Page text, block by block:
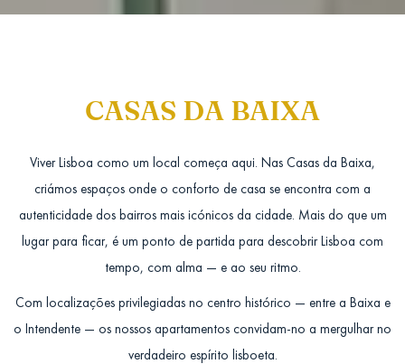
CASAS DA BAIXA
Viver Lisboa como um local começa aqui. Nas Casas da Baixa,
criámos espaços onde o conforto de casa se encontra com a
autenticidade dos bairros mais icónicos da cidade. Mais do que um
lugar para ficar, é um ponto de partida para descobrir Lisboa com
tempo, com alma — e ao seu ritmo.
Com localizações privilegiadas no centro histórico — entre a Baixa e
o Intendente — os nossos apartamentos convidam-no a mergulhar no
verdadeiro espírito lisboeta.